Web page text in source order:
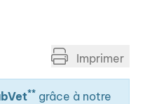
Imprimer
** grâce à notre